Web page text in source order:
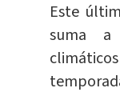
Este
suma